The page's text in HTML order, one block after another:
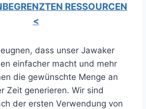
RESSOURCEN
<
dass unser Jawaker
einfacher macht und mehr
die gewünschte Menge an
Zeit generieren. Wir sind
der ersten Verwendung von